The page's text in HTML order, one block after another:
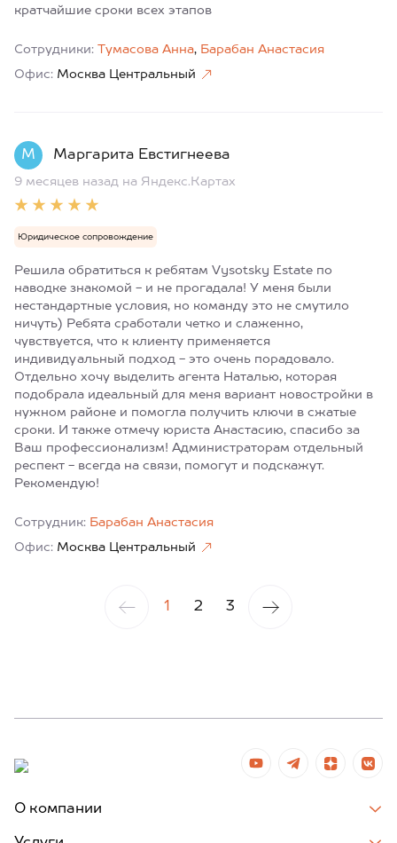
кратчайшие сроки всех этапов
Сотрудники: Тумасова Анна, Барабан Анастасия
Офис: Москва Центральный
М Маргарита Евстигнеева
9 месяцев назад на Яндекс.Картах
Юридическое сопровождение
Решила обратиться к ребятам Vysotsky Estate по
наводке знакомой - и не прогадала! У меня были
нестандартные условия, но команду это не смутило
ничуть) Ребята сработали четко и слаженно,
чувствуется, что к клиенту применяется
индивидуальный подход - это очень порадовало.
Отдельно хочу выделить агента Наталью, которая
подобрала идеальный для меня вариант новостройки в
нужном районе и помогла получить ключи в сжатые
сроки. И также отмечу юриста Анастасию, спасибо за
Ваш профессионализм! Администраторам отдельный
респект - всегда на связи, помогут и подскажут.
Рекомендую!
Сотрудник: Барабан Анастасия
Офис: Москва Центральный
1 2 3
О компании